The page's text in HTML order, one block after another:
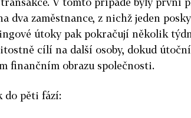
dva zaměstnance, z nichž jeden
útoky pak pokračují několik
cílí na další osoby, dokud
finančním obrazu společnosti.
do pěti fází: